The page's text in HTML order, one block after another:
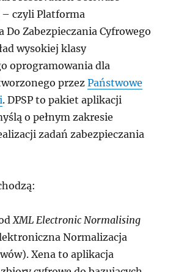
– czyli Platforma
Do Zabezpieczania Cyfrowego
wysokiej klasy
oprogramowania dla
przezPaństwowe
. DPSP to pakiet aplikacji
o pełnym zakresie
zadań zabezpieczania
XML Electronic Normalising
Normalizacja
Xena to aplikacja